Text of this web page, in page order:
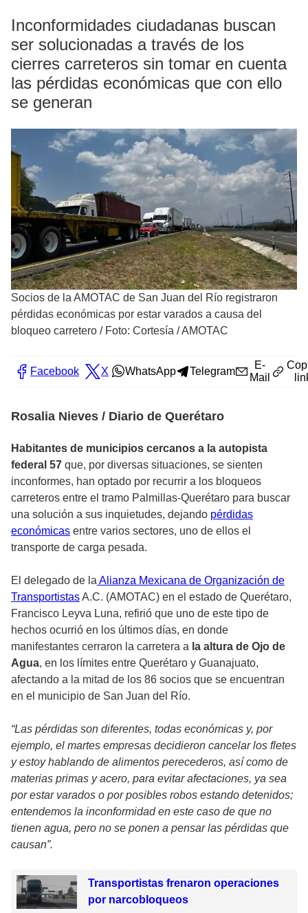
Inconformidades ciudadanas buscan
ser solucionadas a través de los
cierres carreteros sin tomar en cuenta
las pérdidas económicas que con ello
se generan
Socios de la AMOTAC de San Juan del Río registraron
pérdidas económicas por estar varados a causa del
bloqueo carretero / Foto: Cortesía / AMOTAC
Facebook X WhatsApp Telegram
E-
Mail
Rosalia Nieves / Diario de Querétaro
Habitantes de municipios cercanos a la autopista
federal 57 que, por diversas situaciones, se sienten
inconformes, han optado por recurrir a los bloqueos
carreteros entre el tramo Palmillas-Querétaro para buscar
una solución a sus inquietudes, dejando pérdidas
económicas entre varios sectores, uno de ellos el
transporte de carga pesada.
El delegado de la Alianza Mexicana de Organización de
TransportistasA.C. (AMOTAC) en el estado de Querétaro,
Francisco Leyva Luna, refirió que uno de este tipo de
hechos ocurrió en los últimos días, en donde
manifestantes cerraron la carretera a la altura de Ojo de
Agua, en los límites entre Querétaro y Guanajuato,
afectando a la mitad de los 86 socios que se encuentran
en el municipio de San Juan del Río.
“Las pérdidas son diferentes, todas económicas y, por
ejemplo, el martes empresas decidieron cancelar los fletes
y estoy hablando de alimentos perecederos, así como de
materias primas y acero, para evitar afectaciones, ya sea
por estar varados o por posibles robos estando detenidos;
entendemos la inconformidad en este caso de que no
tienen agua, pero no se ponen a pensar las pérdidas que
causan”.
Transportistas frenaron operaciones
por narcobloqueos